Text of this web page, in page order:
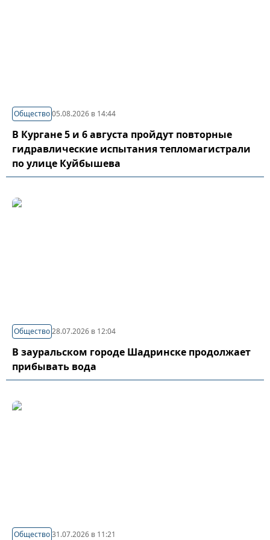
Общество05.08.2026 в 14:44
В Кургане 5 и 6 августа пройдут повторные
гидравлические испытания тепломагистрали
по улице Куйбышева
Общество28.07.2026 в 12:04
В зауральском городе Шадринске продолжает
прибывать вода
Общество31.07.2026 в 11:21